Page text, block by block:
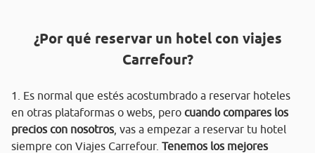
¿Por qué reservar un hotel con viajes
Carrefour?
1. Es normal que estés acostumbrado a reservar hoteles
en otras plataformas o webs, pero cuando compares los
precios con nosotros, vas a empezar a reservar tu hotel
siempre con Viajes Carrefour. Tenemos los mejores